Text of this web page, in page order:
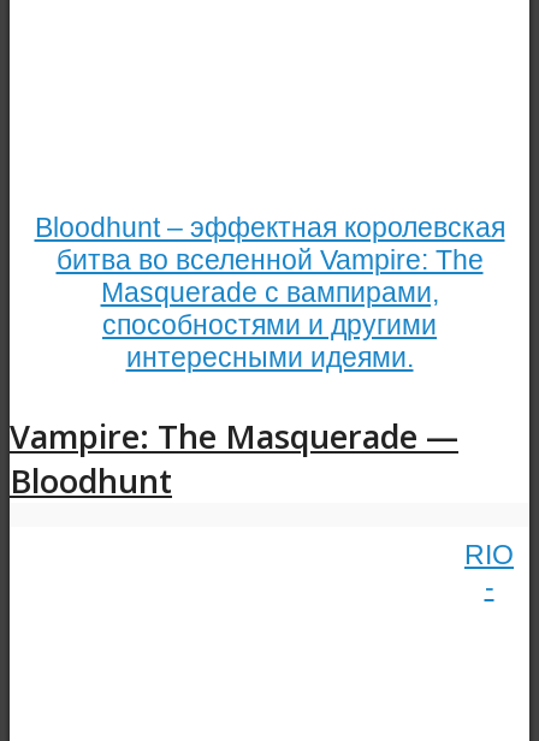
Bloodhunt – эффектная королевская
битва во вселенной Vampire: The
Masquerade с вампирами,
способностями и другими
интересными идеями.
Vampire: The Masquerade —
Bloodhunt
RIO
-